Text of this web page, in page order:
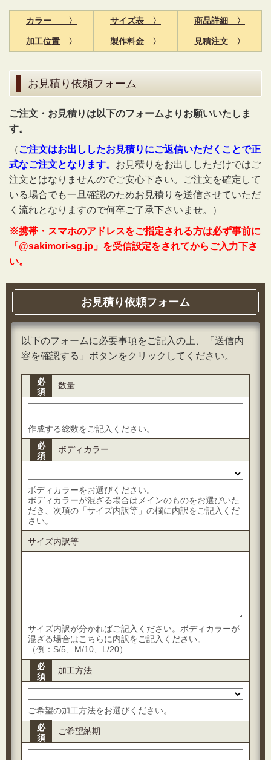
カラー 〉 サイズ表 〉 商品詳細 〉
加工位置 〉 製作料金 〉 見積注文 〉
お見積り依頼フォーム
ご注文・お見積りは以下のフォームよりお願いいたしま
す。
（ご注文はお出ししたお見積りにご返信いただくことで正
式なご注文となります。 お見積りをお出ししただけではご
注文とはなりませんのでご安心下さい。ご注文を確定して
いる場合でも一旦確認のためお見積りを送信させていただ
く流れとなりますので何卒ご了承下さいませ。）
※携帯・スマホのアドレスをご指定される方は必ず事前に
「@sakimori-sg.jp」を受信設定をされてからご入力下さ
い。
お見積り依頼フォーム
以下のフォームに必要事項をご記入の上、「送信内
容を確認する」ボタンをクリックしてください。
数量
必
須
作成する総数をご記入ください。
ボディカラー
必
須
ボディカラーをお選びください。
ボディカラーが混ざる場合はメインのものをお選びいた
だき、次項の「サイズ内訳等」の欄に内訳をご記入くだ
さい。
サイズ内訳等
サイズ内訳が分かればご記入ください。ボディカラーが
混ざる場合はこちらに内訳をご記入ください。
（例：S/5、M/10、L/20）
加工方法
必
須
ご希望の加工方法をお選びください。
ご希望納期
必
須